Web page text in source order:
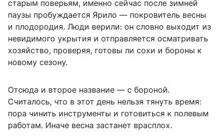
старым поверьям, именно сейчас после зимней
паузы пробуждается Ярило — покровитель весны
и плодородия. Люди верили: он словно выходит из
невидимого укрытия и отправляется осматривать
хозяйство, проверяя, готовы ли сохи и бороны к
новому сезону.
Отсюда и второе название — с бороной.
Считалось, что в этот день нельзя тянуть время:
пора чинить инструменты и готовиться к полевым
работам. Иначе весна застанет врасплох.